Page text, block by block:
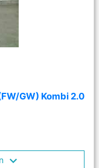
GW) Kombi 2.0